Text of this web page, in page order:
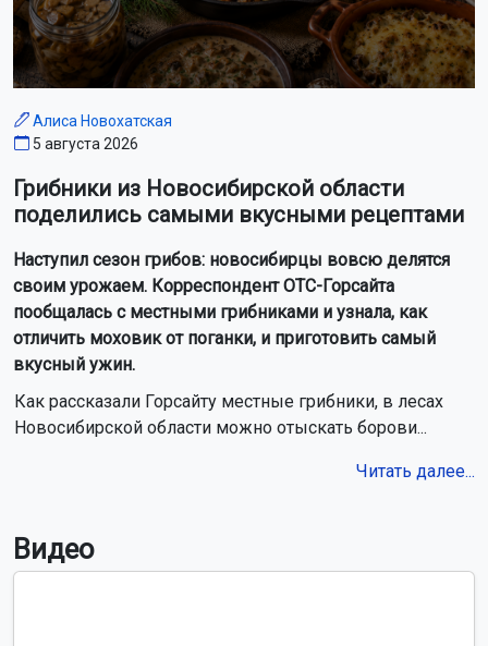
6,5% за неделю
Новосибирские спасатели обучили более 6300 детей
навыкам выживания
В Сибири могут появиться опасные гибриды белого и
Пять самолётов прибудут в Новосибирск с опозданием 9
Губернатор Новосибирской области поздравил строителей
с профессиональным праздником
Остановку «Радуга Сибири» для городских электричек
Мэр Новосибирска поздравил жителей с Днём строителя
Это интересно